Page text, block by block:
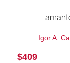
Igor A.
$409